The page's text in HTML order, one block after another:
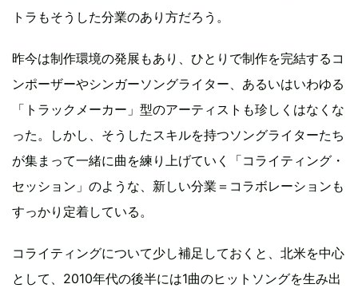
トラもそうした分業のあり方だろう。
昨今は制作環境の発展もあり、ひとりで制作を完結するコ
ンポーザーやシンガーソングライター、あるいはいわゆる
「トラックメーカー」型のアーティストも珍しくはなくな
った。しかし、そうしたスキルを持つソングライターたち
が集まって一緒に曲を練り上げていく「コライティング・
セッション」のような、新しい分業＝コラボレーションも
すっかり定着している。
コライティングについて少し補足しておくと、北米を中心
として、2010年代の後半には1曲のヒットソングを生み出